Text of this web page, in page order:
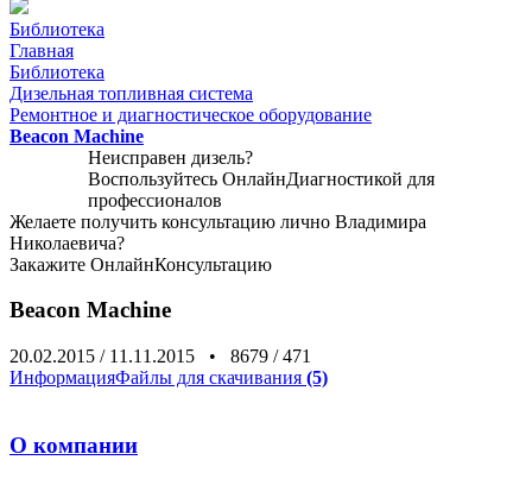
Библиотека
Главная
Библиотека
Дизельная топливная система
Ремонтное и диагностическое оборудование
Beacon Machine
Неисправен дизель?
Воспользуйтесь ОнлайнДиагностикой для
профессионалов
Желаете получить консультацию лично Владимира
Николаевича?
Закажите ОнлайнКонсультацию
Beacon Machine
20.02.2015 / 11.11.2015 • 8679 /471
ИнформацияФайлы для скачивания (5)
О компании